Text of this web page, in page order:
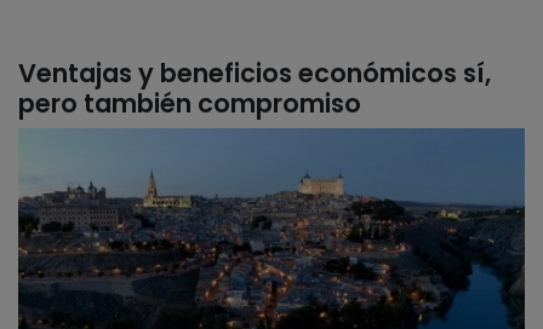
Ventajas y beneficios económicos sí,
pero también compromiso